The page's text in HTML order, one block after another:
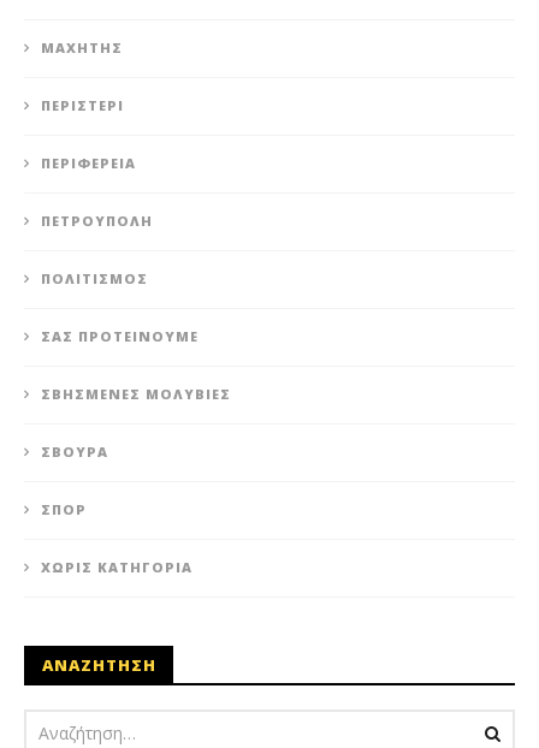
ΜΑΧΗΤΗΣ
ΠΕΡΙΣΤΈΡΙ
ΠΕΡΙΦΈΡΕΙΑ
ΠΕΤΡΟΎΠΟΛΗ
ΠΟΛΙΤΙΣΜΌΣ
ΣΑΣ ΠΡΟΤΕΊΝΟΥΜΕ
ΣΒΗΣΜΈΝΕΣ ΜΟΛΥΒΙΈΣ
ΣΒΟΎΡΑ
ΣΠΟΡ
ΧΩΡΊΣ ΚΑΤΗΓΟΡΊΑ
ΑΝΑΖΗΤΗΣΗ